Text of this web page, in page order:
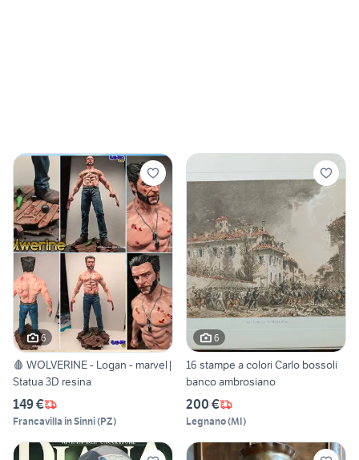
6
🩸 WOLVERINE - Logan - marvel|
Statua 3D resina
149 €
Francavilla in Sinni(PZ)
6
16 stampe a colori Carlo bossoli
banco ambrosiano
200 €
Legnano(MI)